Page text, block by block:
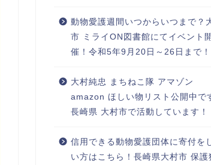
動物愛護週間いつからいつまで？
市 ミライON図書館にてイベント開
催！令和5年9月20日～26日まで！
大村純忠 まちねこ隊 アマゾン
amazon ほしい物リスト公開中で
長崎県 大村市で活動しています！
信用できる動物愛護団体に寄付を
い方はこちら！長崎県大村市 保護